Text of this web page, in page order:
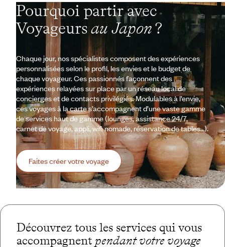
Pourquoi partir avec
Voyageursau Japon?
Chaque jour, nos spécialistes composent des expériences
personnalisées selon le profil, les envies et le budget de
chaque voyageur. Ces passionnés façonnent des
expériences relayées sur place par un réseau local de
concierges et de contacts privilégiés. Modulables à l’envie,
ces voyages à la carte s’accompagnent d’une vaste gamme
de services haut de gamme (lounges, assistance 24/7,
carnet de voyage, appli, wifi nomade, réservation de tables…).
Faites créer votre voyage
Découvrez tous les services qui vous
accompagnent pendant votre voyage